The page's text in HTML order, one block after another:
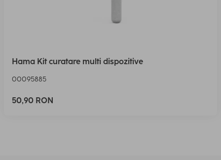
Hama Kit curatare multi dispozitive
00095885
50,90 RON